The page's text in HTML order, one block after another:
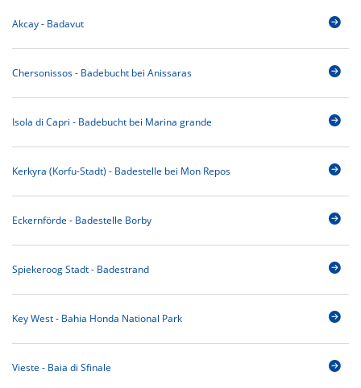
Akcay - Badavut
Chersonissos - Badebucht bei Anissaras
Isola di Capri - Badebucht bei Marina grande
Kerkyra (Korfu-Stadt) - Badestelle bei Mon Repos
Eckernförde - Badestelle Borby
Spiekeroog Stadt - Badestrand
Key West - Bahia Honda National Park
Vieste - Baia di Sfinale